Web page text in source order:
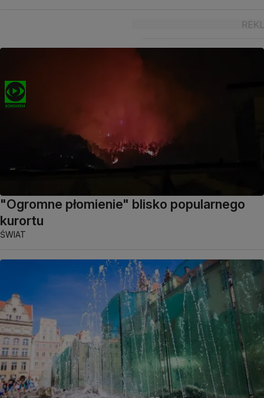
"Ogromne płomienie" blisko popularnego
kurortu
ŚWIAT